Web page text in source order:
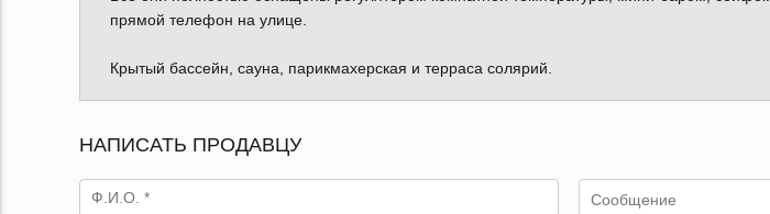
прямой телефон на улице.
Крытый бассейн, сауна, парикмахерская и терраса солярий.
НАПИСАТЬ ПРОДАВЦУ